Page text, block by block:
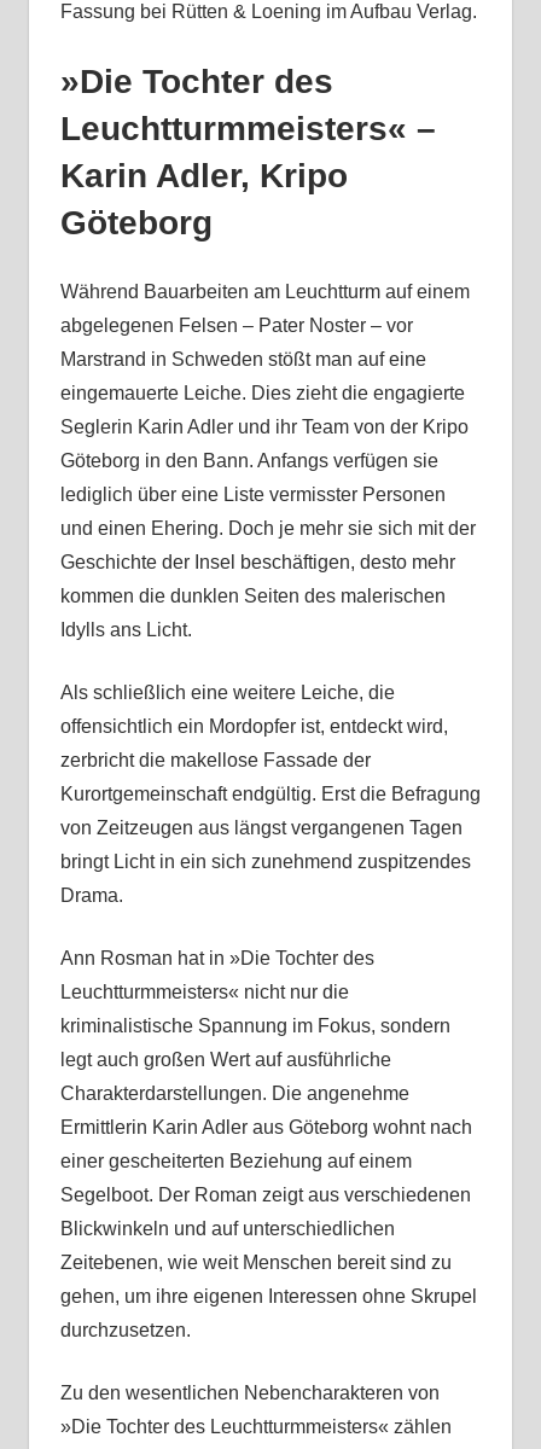
Fassung bei Rütten & Loening im Aufbau Verlag.
»Die Tochter des
Leuchtturmmeisters« –
Karin Adler, Kripo
Göteborg
Während Bauarbeiten am Leuchtturm auf einem
abgelegenen Felsen – Pater Noster – vor
Marstrand in Schweden stößt man auf eine
eingemauerte Leiche. Dies zieht die engagierte
Seglerin Karin Adler und ihr Team von der Kripo
Göteborg in den Bann. Anfangs verfügen sie
lediglich über eine Liste vermisster Personen
und einen Ehering. Doch je mehr sie sich mit der
Geschichte der Insel beschäftigen, desto mehr
kommen die dunklen Seiten des malerischen
Idylls ans Licht.
Als schließlich eine weitere Leiche, die
offensichtlich ein Mordopfer ist, entdeckt wird,
zerbricht die makellose Fassade der
Kurortgemeinschaft endgültig. Erst die Befragung
von Zeitzeugen aus längst vergangenen Tagen
bringt Licht in ein sich zunehmend zuspitzendes
Drama.
Ann Rosman hat in »Die Tochter des
Leuchtturmmeisters« nicht nur die
kriminalistische Spannung im Fokus, sondern
legt auch großen Wert auf ausführliche
Charakterdarstellungen. Die angenehme
Ermittlerin Karin Adler aus Göteborg wohnt nach
einer gescheiterten Beziehung auf einem
Segelboot. Der Roman zeigt aus verschiedenen
Blickwinkeln und auf unterschiedlichen
Zeitebenen, wie weit Menschen bereit sind zu
gehen, um ihre eigenen Interessen ohne Skrupel
durchzusetzen.
Zu den wesentlichen Nebencharakteren von
»Die Tochter des Leuchtturmmeisters« zählen